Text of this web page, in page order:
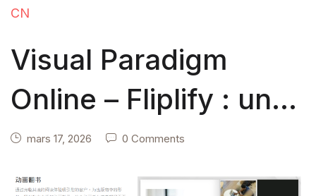
CN
Visual Paradigm
Online – Fliplify : un
outil innovant et de
haut niveau pour
mars 17, 2026 0 Comments